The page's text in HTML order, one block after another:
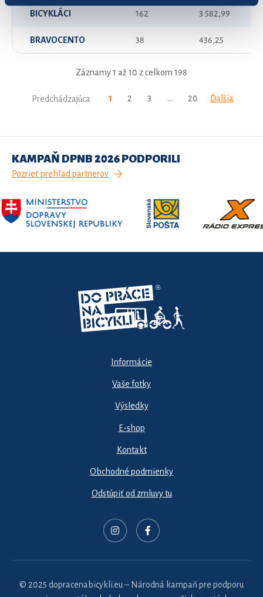
BICYKLÁCI 162 3 582,99
BRAVOCENTO 38 436,25
Záznamy 1 až 10 z celkom 198
Predchádzajúca 1 2 3 … 20 Ďalšia
KAMPAŇ DPNB 2026 PODPORILI
Pozrieť prehľad partnerov
Informácie
Vaše fotky
Výsledky
E-shop
Kontakt
Obchodné podmienky
Odstúpiť od zmluvy tu
© 2025 dopracenabicykli.eu – Národná kampaň pre podporu